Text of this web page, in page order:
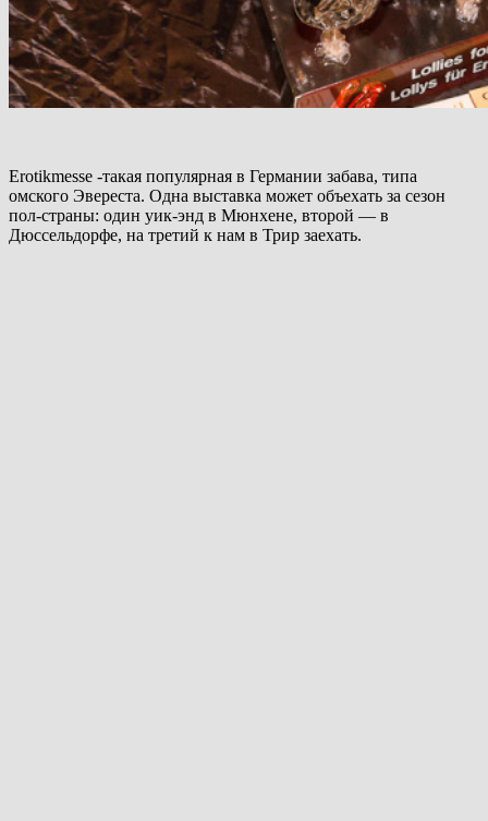
Erotikmesse -такая популярная в Германии забава, типа
омского Эвереста. Одна выставка может объехать за сезон
пол-страны: один уик-энд в Мюнхене, второй — в
Дюссельдорфе, на третий к нам в Трир заехать.